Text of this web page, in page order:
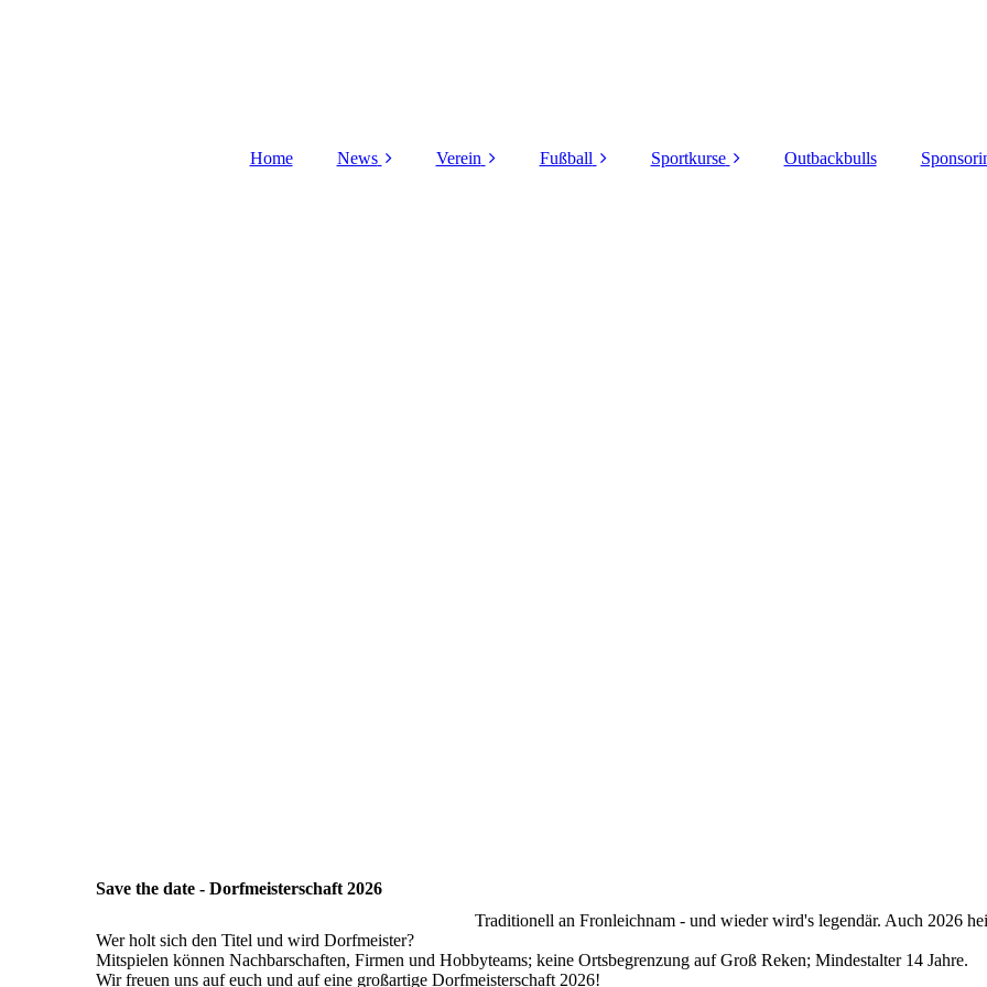
Home News Verein Fußball Sportkurse Outbackbulls
Save the date - Dorfmeisterschaft 2026
Traditionell an Fronleichnam - und wieder wird's legendär. Auch 2026
Wer holt sich den Titel und wird Dorfmeister?
Mitspielen können Nachbarschaften, Firmen und Hobbyteams; keine Ortsbegrenzung auf Groß Reken; Mindestalter 14 Jahre.
Wir freuen uns auf euch und auf eine großartige Dorfmeisterschaft 2026!